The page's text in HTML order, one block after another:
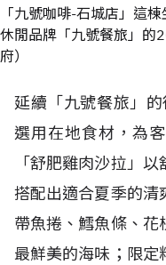
「九號咖啡-石城店」這
休閒品牌「九號餐旅」的
府）
延續「九號餐旅」
選用在地食材，為
「舒肥雞肉沙拉」
搭配出適合夏季的清
帶魚捲、鱈魚條、
最鮮美的海味；限定